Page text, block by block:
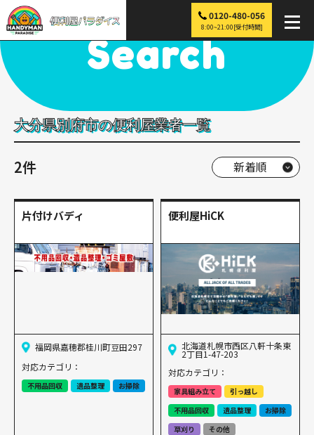
0120-480-056
8:00~21:00[受付時間]
便利屋パラダイス > 探す > 別府市
Search
大分県別府市の便利屋業者一覧
2件
片付けバディ
福岡県嘉穂郡桂川町豆田297
対応カテゴリ：
不用品回収 遺品整理 お掃除
便利屋HiCK
北海道札幌市西区八軒十条東
2丁目1-47-203
対応カテゴリ：
家具組み立て
引っ越し
不用品回収
遺品整理
お掃除
草刈り
その他